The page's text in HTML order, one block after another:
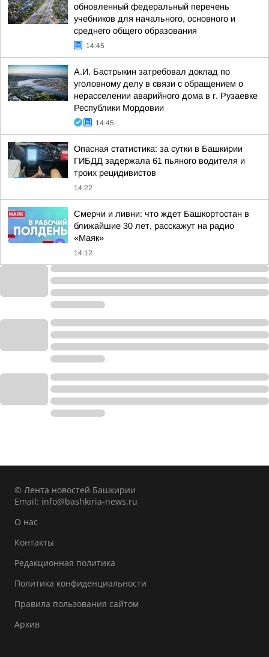
обновленный федеральный перечень
учебников для начального, основного и
среднего общего образования
14:45
А.И. Бастрыкин затребовал доклад по
уголовному делу в связи с обращением о
нерасселении аварийного дома в г. Рузаевке
Республики Мордовии
14:45
Опасная статистика: за сутки в Башкирии
ГИБДД задержала 61 пьяного водителя и
троих рецидивистов
14:22
Смерчи и ливни: что ждет Башкортостан в
ближайшие 30 лет, расскажут на радио
«Маяк»
14:12
© Лента новостей Башкирии
Email: info@bashkiria-news.ru
О нас
Контакты
Редакционная политика
Политика конфиденциальности
Правила пользования сайтом
Архив